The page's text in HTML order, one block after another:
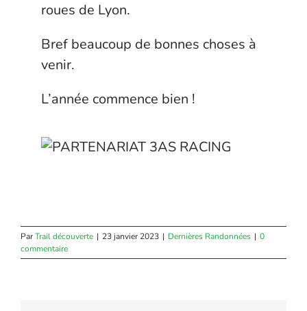
roues de Lyon.
Bref beaucoup de bonnes choses à
venir.
L’année commence bien !
ParTrail découverte | 23 janvier 2023 | Dernières Randonnées | 0
commentaire